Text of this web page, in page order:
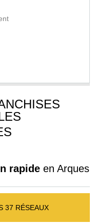
rapide en Arques
37 RÉSEAUX